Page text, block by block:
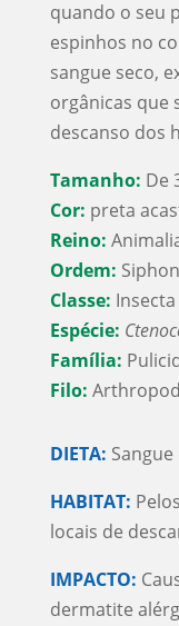
quando o seu
espinhos no
sangue seco,
orgânicas que
descanso dos
Tamanho: De
Cor: preta
Reino:
Ordem:
Classe: Insecta
Espécie:
Família:
Filo:
DIETA:
HABITAT:
locais de
IMPACTO:
dermatite